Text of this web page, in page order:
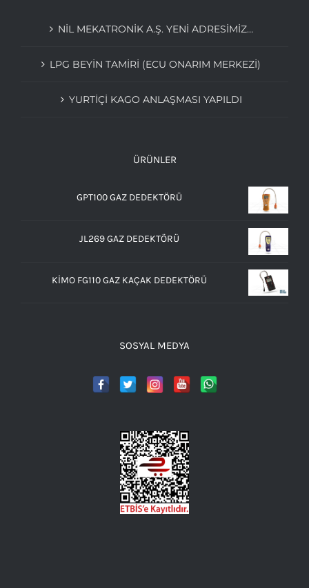
NIL MEKATRONIK A.Ş. YENI ADRESIMIZ…
LPG BEYIN TAMIRI (ECU ONARIM MERKEZI)
YURTİÇİ KAGO ANLAŞMASI YAPILDI
ÜRÜNLER
GPT100 GAZ DEDEKTÖRÜ
JL269 GAZ DEDEKTÖRÜ
KIMO FG110 GAZ KAÇAK DEDEKTÖRÜ
SOSYAL MEDYA